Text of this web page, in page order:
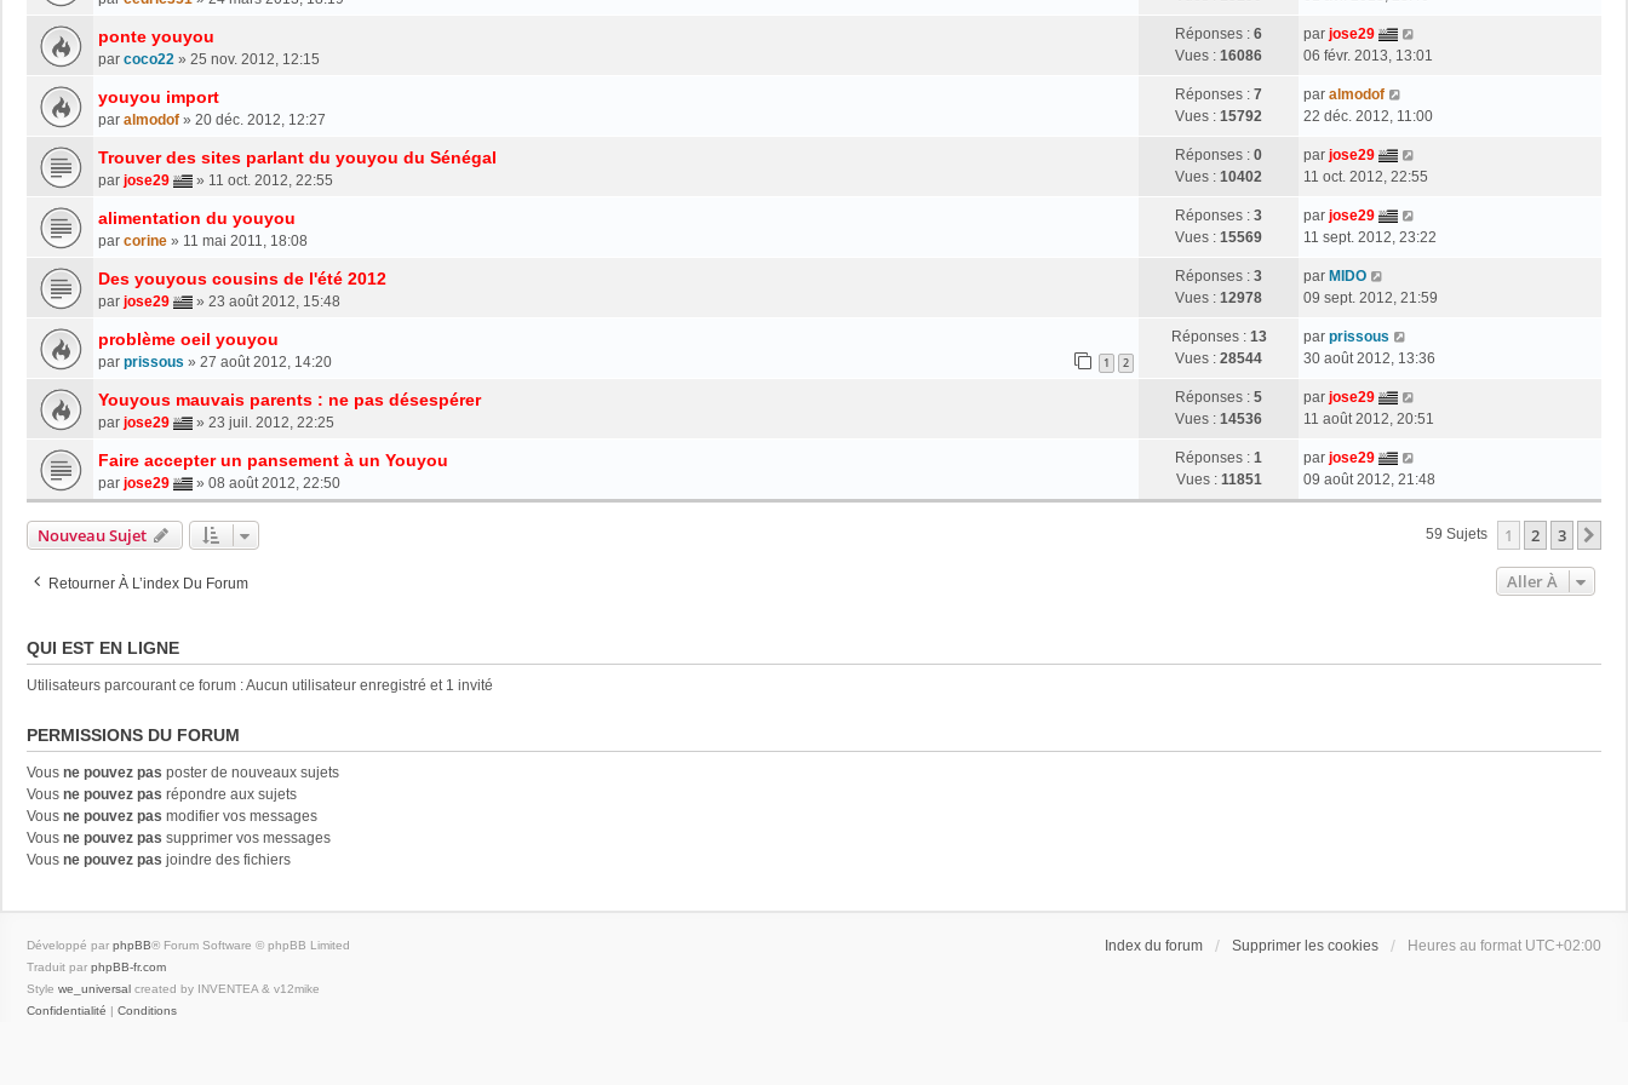
ponte youyou
par coco22 » 25 nov. 2012, 12:15
Réponses : 6
Vues : 16086
par jose29
06 févr. 2013, 13:01
youyou import
par almodof » 20 déc. 2012, 12:27
Réponses : 7
Vues : 15792
par almodof
22 déc. 2012, 11:00
Trouver des sites parlant du youyou du Sénégal
par jose29 » 11 oct. 2012, 22:55
Réponses : 0
Vues : 10402
par jose29
11 oct. 2012, 22:55
alimentation du youyou
par corine » 11 mai 2011, 18:08
Réponses : 3
Vues : 15569
par jose29
11 sept. 2012, 23:22
Des youyous cousins de l'été 2012
par jose29 » 23 août 2012, 15:48
Réponses : 3
Vues : 12978
par MIDO
09 sept. 2012, 21:59
problème oeil youyou
par prissous » 27 août 2012, 14:20 1 2
Réponses : 13
Vues : 28544
par prissous
30 août 2012, 13:36
Youyous mauvais parents : ne pas désespérer
par jose29 » 23 juil. 2012, 22:25
Réponses : 5
Vues : 14536
par jose29
11 août 2012, 20:51
Faire accepter un pansement à un Youyou
par jose29 » 08 août 2012, 22:50
Réponses : 1
Vues : 11851
par jose29
09 août 2012, 21:48
Nouveau Sujet 59 Sujets 1 2 3
Retourner À L’index Du Forum Aller À
QUI EST EN LIGNE
Utilisateurs parcourant ce forum : Aucun utilisateur enregistré et 1 invité
PERMISSIONS DU FORUM
Vous ne pouvez pas poster de nouveaux sujets
Vous ne pouvez pas répondre aux sujets
Vous ne pouvez pas modifier vos messages
Vous ne pouvez pas supprimer vos messages
Vous ne pouvez pas joindre des fichiers
Index du forum Supprimer les cookies Heures au format UTC+02:00
Développé par phpBB® Forum Software © phpBB Limited
Traduit par phpBB-fr.com
Style we_universal created by INVENTEA & v12mike
Confidentialité | Conditions